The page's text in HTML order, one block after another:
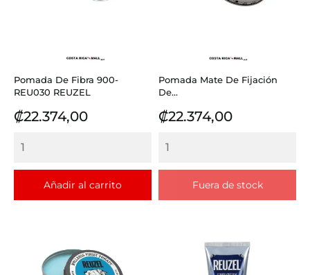
Pomada De Fibra 900-
REU030 REUZEL
Precio
₡22.374,00
Añadir al carrito
Pomada Mate De Fijación
De...
Precio
₡22.374,00
Fuera de stock